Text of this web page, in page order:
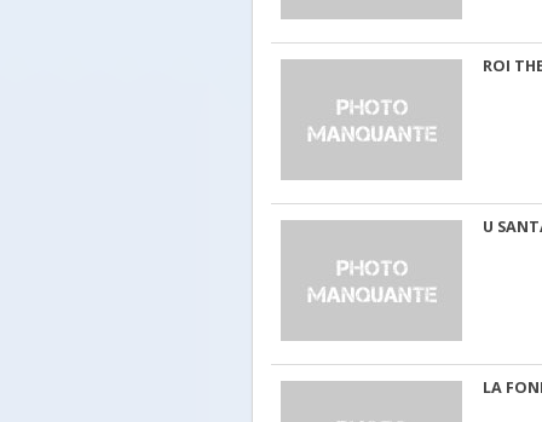
ROI
U
LA